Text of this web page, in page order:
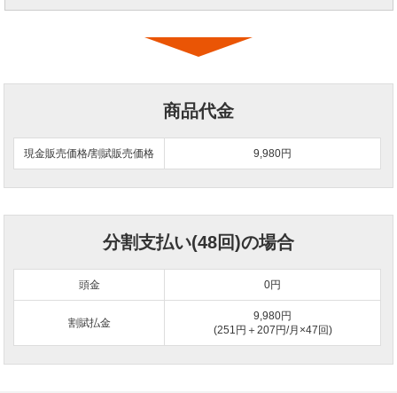
商品代金
現金販売価格/割賦販売価格 9,980円
分割支払い(48回)の場合
頭金 0円
割賦払金
9,980円
(251円＋207円/月×47回)